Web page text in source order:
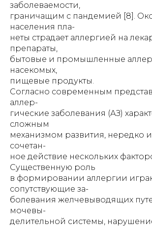
заболеваемости,
граничащим с пандемией [8].
населения пла-
неты страдает аллергией на
препараты,
бытовые и промышленные
насекомых,
пищевые продукты.
Согласно современным
аллер-
гические заболевания (АЗ)
сложным
механизмом развития, нередко
сочетан-
ное действие нескольких
Существенную роль
в формировании аллергии
сопутствующие за-
болевания желчевыводящих
мочевы-
делительной системы,